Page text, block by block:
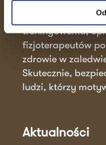
spotyka się ze
Dzięki unikalnemu
treningowemu,
fizjoterapeutów
zdrowie w
Skutecznie,
ludzi, którzy
Aktualności